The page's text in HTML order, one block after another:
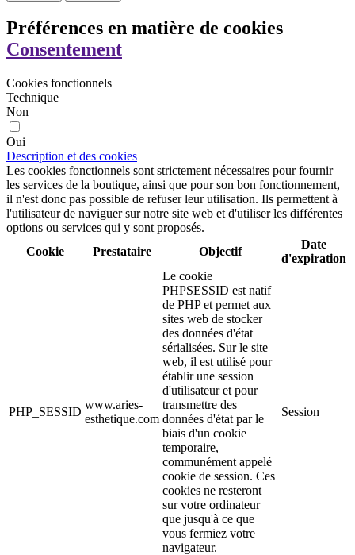
Préférences en matière de cookies
Consentement
Cookies fonctionnels
Technique
Non
Oui
Description et des cookies
Les cookies fonctionnels sont strictement nécessaires pour fournir
les services de la boutique, ainsi que pour son bon fonctionnement,
il n'est donc pas possible de refuser leur utilisation. Ils permettent à
l'utilisateur de naviguer sur notre site web et d'utiliser les différentes
options ou services qui y sont proposés.
Cookie
Prestataire Objectif
Date
d'expiration
PHP_SESSID
www.aries-
esthetique.com
Le cookie
PHPSESSID est natif
de PHP et permet aux
sites web de stocker
des données d'état
sérialisées. Sur le site
web, il est utilisé pour
établir une session
d'utilisateur et pour
transmettre des
données d'état par le
biais d'un cookie
temporaire,
communément appelé
cookie de session. Ces
cookies ne resteront
sur votre ordinateur
que jusqu'à ce que
vous fermiez votre
navigateur.
Session